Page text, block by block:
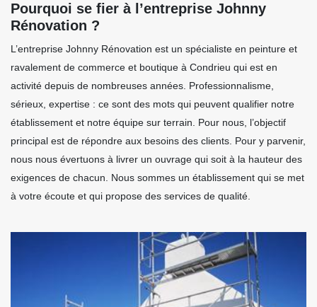
Pourquoi se fier à l’entreprise Johnny
Rénovation ?
L’entreprise Johnny Rénovation est un spécialiste en peinture et
ravalement de commerce et boutique à Condrieu qui est en
activité depuis de nombreuses années. Professionnalisme,
sérieux, expertise : ce sont des mots qui peuvent qualifier notre
établissement et notre équipe sur terrain. Pour nous, l’objectif
principal est de répondre aux besoins des clients. Pour y parvenir,
nous nous évertuons à livrer un ouvrage qui soit à la hauteur des
exigences de chacun. Nous sommes un établissement qui se met
à votre écoute et qui propose des services de qualité.